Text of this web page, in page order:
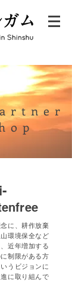
に、耕作放棄
環境保全など
近年増加する
制限がある方
うビジョンに
に取り組んで